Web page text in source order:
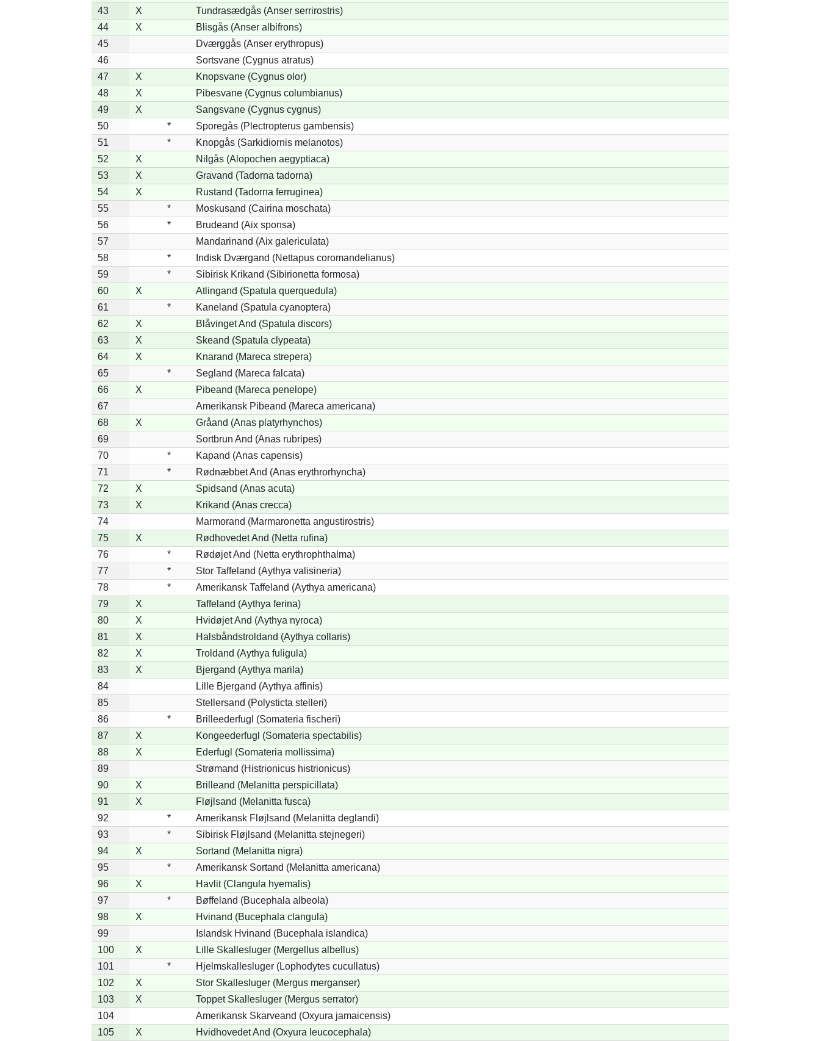
43
X
Tundrasædgås (Anser serrirostris)
44
X
Blisgås (Anser albifrons)
45
Dværggås (Anser erythropus)
46
Sortsvane (Cygnus atratus)
47
X
Knopsvane (Cygnus olor)
48
X
Pibesvane (Cygnus columbianus)
49
X
Sangsvane (Cygnus cygnus)
50
*
Sporegås (Plectropterus gambensis)
51
*
Knopgås (Sarkidiornis melanotos)
52
X
Nilgås (Alopochen aegyptiaca)
53
X
Gravand (Tadorna tadorna)
54
X
Rustand (Tadorna ferruginea)
55
*
Moskusand (Cairina moschata)
56
*
Brudeand (Aix sponsa)
57
Mandarinand (Aix galericulata)
58
*
Indisk Dværgand (Nettapus coromandelianus)
59
*
Sibirisk Krikand (Sibirionetta formosa)
60
X
Atlingand (Spatula querquedula)
61
*
Kaneland (Spatula cyanoptera)
62
X
Blåvinget And (Spatula discors)
63
X
Skeand (Spatula clypeata)
64
X
Knarand (Mareca strepera)
65
*
Segland (Mareca falcata)
66
X
Pibeand (Mareca penelope)
67
Amerikansk Pibeand (Mareca americana)
68
X
Gråand (Anas platyrhynchos)
69
Sortbrun And (Anas rubripes)
70
*
Kapand (Anas capensis)
71
*
Rødnæbbet And (Anas erythrorhyncha)
72
X
Spidsand (Anas acuta)
73
X
Krikand (Anas crecca)
74
Marmorand (Marmaronetta angustirostris)
75
X
Rødhovedet And (Netta rufina)
76
*
Rødøjet And (Netta erythrophthalma)
77
*
Stor Taffeland (Aythya valisineria)
78
*
Amerikansk Taffeland (Aythya americana)
79
X
Taffeland (Aythya ferina)
80
X
Hvidøjet And (Aythya nyroca)
81
X
Halsbåndstroldand (Aythya collaris)
82
X
Troldand (Aythya fuligula)
83
X
Bjergand (Aythya marila)
84
Lille Bjergand (Aythya affinis)
85
Stellersand (Polysticta stelleri)
86
*
Brilleederfugl (Somateria fischeri)
87
X
Kongeederfugl (Somateria spectabilis)
88
X
Ederfugl (Somateria mollissima)
89
Strømand (Histrionicus histrionicus)
90
X
Brilleand (Melanitta perspicillata)
91
X
Fløjlsand (Melanitta fusca)
92
*
Amerikansk Fløjlsand (Melanitta deglandi)
93
*
Sibirisk Fløjlsand (Melanitta stejnegeri)
94
X
Sortand (Melanitta nigra)
95
*
Amerikansk Sortand (Melanitta americana)
96
X
Havlit (Clangula hyemalis)
97
*
Bøffeland (Bucephala albeola)
98
X
Hvinand (Bucephala clangula)
99
Islandsk Hvinand (Bucephala islandica)
100
X
Lille Skallesluger (Mergellus albellus)
101
*
Hjelmskallesluger (Lophodytes cucullatus)
102
X
Stor Skallesluger (Mergus merganser)
103
X
Toppet Skallesluger (Mergus serrator)
104
Amerikansk Skarveand (Oxyura jamaicensis)
105
X Hvidhovedet And (Oxyura leucocephala)